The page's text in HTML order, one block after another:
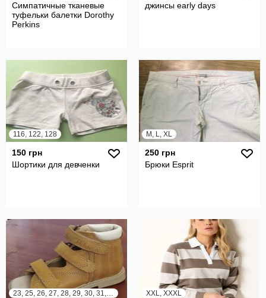
Симпатичные тканевые
туфельки балетки Dorothy
Perkins
джинсы early days
116, 122, 128
150 грн
Шортики для девченки
M, L, XL
250 грн
Брюки Esprit
23, 25, 26, 27, 28, 29, 30, 31, 32 XXL, XXXL